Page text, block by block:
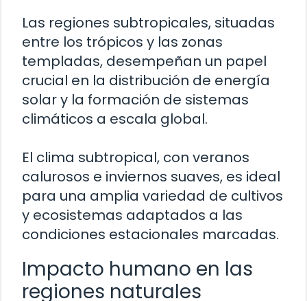
Las regiones subtropicales, situadas
entre los trópicos y las zonas
templadas, desempeñan un papel
crucial en la distribución de energía
solar y la formación de sistemas
climáticos a escala global.
El clima subtropical, con veranos
calurosos e inviernos suaves, es ideal
para una amplia variedad de cultivos
y ecosistemas adaptados a las
condiciones estacionales marcadas.
Impacto humano en las
regiones naturales